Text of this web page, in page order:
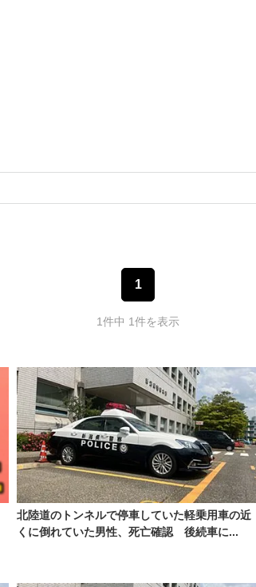
1
1件中 1件を表示
北陸道のトンネルで停車していた軽乗用車の近
くに倒れていた男性、死亡確認 後続車に...